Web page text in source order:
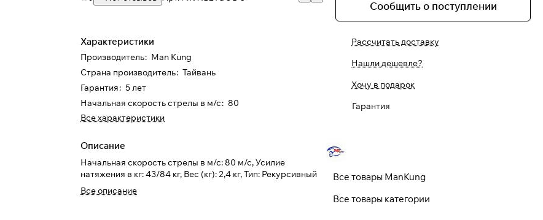
Характеристики
Производитель: Man Kung
Страна производитель: Тайвань
Гарантия: 5 лет
Начальная скорость стрелы в м/с: 80
Все характеристики
Описание
Начальная скорость стрелы в м/с: 80 м/с, Усилие
натяжения в кг: 43/84 кг, Вес (кг): 2,4 кг, Тип: Рекурсивный
Все описание
Сообщить о поступлении
Рассчитать доставку
Нашли дешевле?
Хочу в подарок
Гарантия
Все товары ManKung
Все товары категории